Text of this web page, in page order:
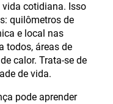
cotidiana. Isso
quilômetros de
e local nas
todos, áreas de
calor. Trata-se de
de vida.
pode aprender